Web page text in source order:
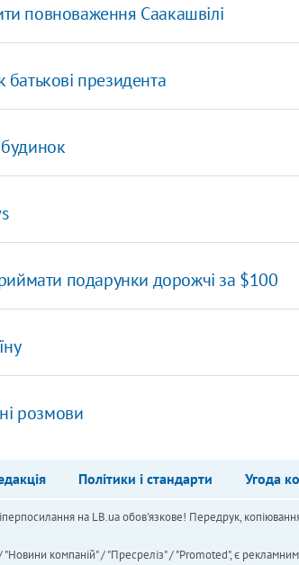
повноваження Саакашвілі
батькові президента
подарунки дорожчі за $100
розмови
Політики і стандарти Угода
на LB.ua обов'язкове! Передрук,
компаній" / "Пресреліз" / "Promoted", є